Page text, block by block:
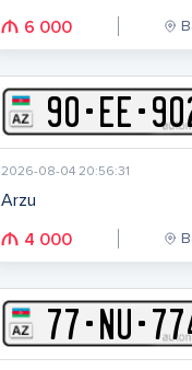
6 000
90-EE-
2026-08-04 20:56:31
Arzu
4 000
77-NU-